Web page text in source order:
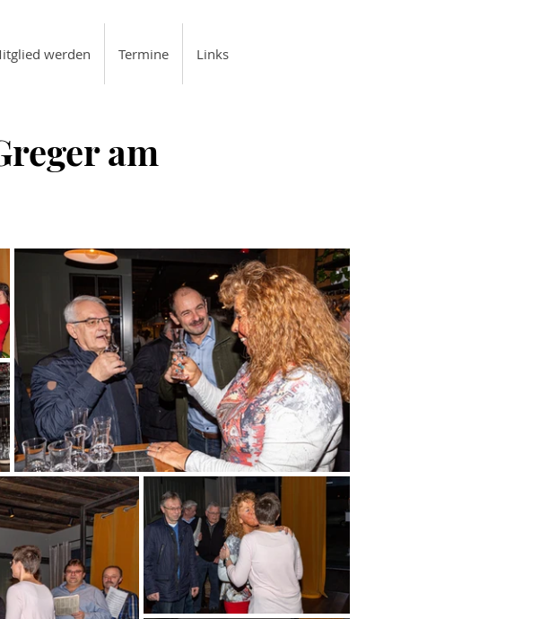
werden Termine Links
am